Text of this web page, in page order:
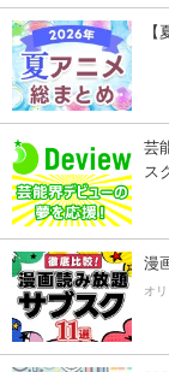
芸
ス
漫
オ